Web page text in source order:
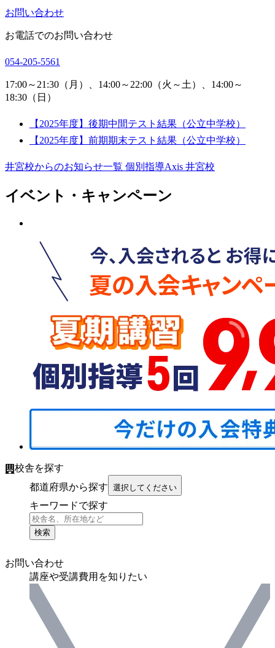
お問い合わせ
お電話でのお問い合わせ
054-205-5561
17:00～21:30（月）、14:00～22:00（火～土）、14:00～
18:30（日）
【2025年度】後期中間テスト結果（公立中学校）
【2025年度】前期期末テスト結果（公立中学校）
井宮校からのお知らせ一覧 個別指導Axis 井宮校
イベント・キャンペーン
校舎を探す
都道府県から探す 選択してください
キーワードで探す
検索
お問い合わせ
講座や受講費用を知りたい